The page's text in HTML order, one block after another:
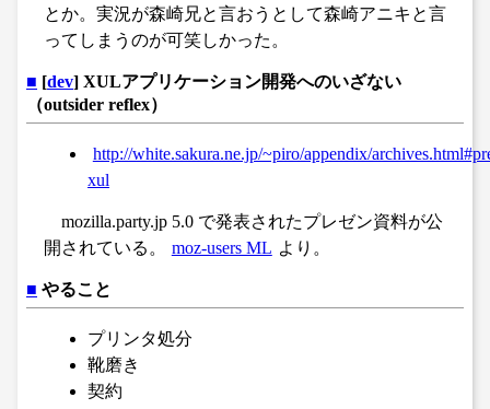
とか。実況が森崎兄と言おうとして森崎アニキと言
ってしまうのが可笑しかった。
■ [dev] XULアプリケーション開発へのいざない
（outsider reflex）
http://white.sakura.ne.jp/~piro/appendix/
xul
mozilla.party.jp 5.0 で発表されたプレゼン資料が公
開されている。
moz-users ML より。
■ やること
プリンタ処分
靴磨き
契約